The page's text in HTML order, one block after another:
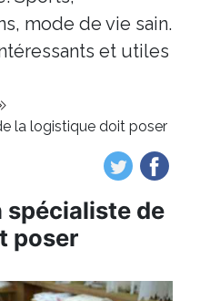
mode de vie sain.
et utiles
la logistique doit poser
spécialiste de
poser